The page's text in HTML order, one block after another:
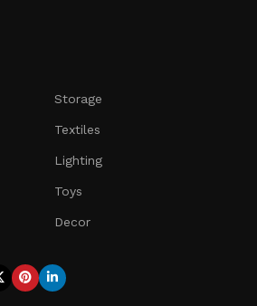
Storage
Textiles
Lighting
Toys
Decor